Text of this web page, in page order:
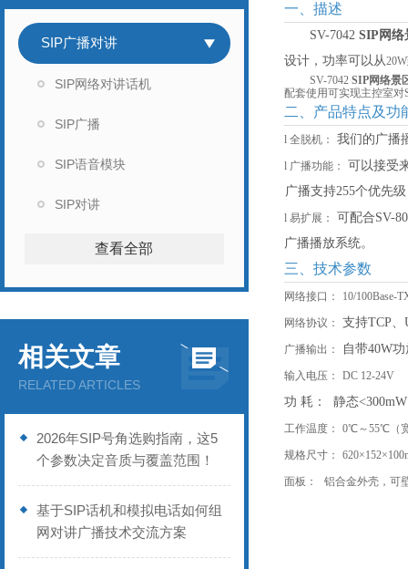
SIP广播对讲
SIP网络对讲话机
SIP广播
SIP语音模块
SIP对讲
查看全部
相关文章
RELATED ARTICLES
2026年SIP号角选购指南，这5
个参数决定音质与覆盖范围！
基于SIP话机和模拟电话如何组
网对讲广播技术交流方案
一、描述
SV-7042 SIP网络
设计，功率可以从2
SV-7042 SIP网络景
配套使用可实现主控室
二、产品特点及功
l 全脱机： 我们的广播
l 广播功能：
可以接受
广播支持255个优先
l 易扩展： 可配合SV-
广播播放系统。
三、技术参数
网络接口： 10/100Base-
网络协议： 支持TCP、
广播输出： 自带40W
输入电压： DC 12-24V
功 耗： 静态<300mW
工作温度： 0℃～55℃（
规格尺寸：
面板： 铝合金外壳，可